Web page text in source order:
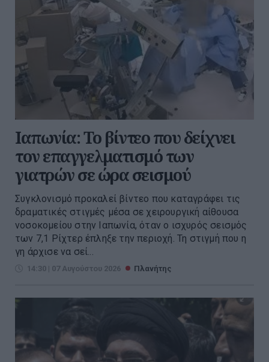
Ιαπωνία: Το βίντεο που δείχνει
τον επαγγελματισμό των
γιατρών σε ώρα σεισμού
Συγκλονισμό προκαλεί βίντεο που καταγράφει τις
δραματικές στιγμές μέσα σε χειρουργική αίθουσα
νοσοκομείου στην Ιαπωνία, όταν ο ισχυρός σεισμός
των 7,1 Ρίχτερ έπληξε την περιοχή. Τη στιγμή που η
γη άρχισε να σεί...
14:30 | 07 Αυγούστου 2026 Πλανήτης